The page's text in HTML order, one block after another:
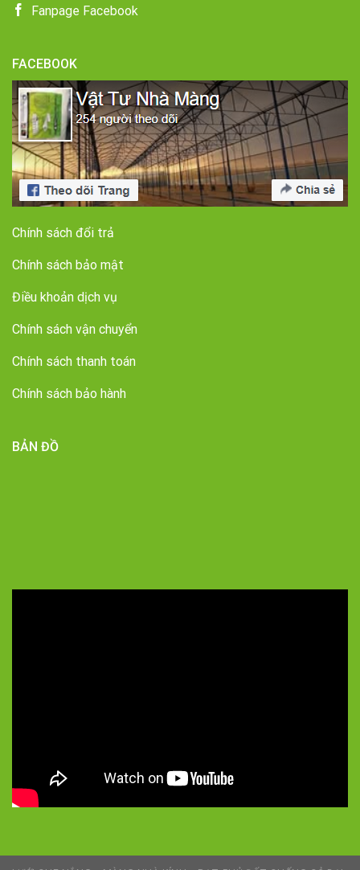
Fanpage Facebook
FACEBOOK
Chính sách đổi trả
Chính sách bảo mật
Điều khoản dịch vụ
Chính sách vận chuyển
Chính sách thanh toán
Chính sách bảo hành
BẢN ĐỒ
5/5 - (35 bình chọn)